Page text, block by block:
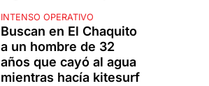
INTENSO OPERATIVO
Buscan en El Chaquito
a un hombre de 32
años que cayó al agua
mientras hacía kitesurf